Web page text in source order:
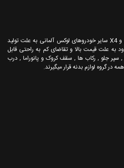
لوازم بدنه خودروهایی همچون بی ام و X4 سایر خودروهای لوکس آلمانی به علت تولید
به علت قیمت بالا و تقاضای کم به راحتی قابل
جلو , رکاب ها , سقف کروک و پانوراما , درب
گروه لوازم بدنه قرار میگیرند.